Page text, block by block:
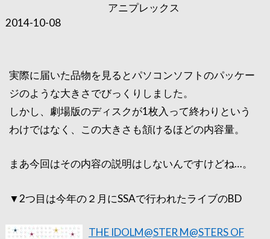
アニプレックス
2014-10-08
実際に届いた品物を見るとパソコンソフトのパッケー
ジのような大きさでびっくりしました。
しかし、劇場版のディスクが1枚入って終わりという
わけではなく、この大きさも頷けるほどの内容量。
まあ今回はその内容の説明はしないんですけどね…。
▼2つ目は今年の２月にSSAで行われたライブのBD
THE IDOLM@STER M@STERS OF